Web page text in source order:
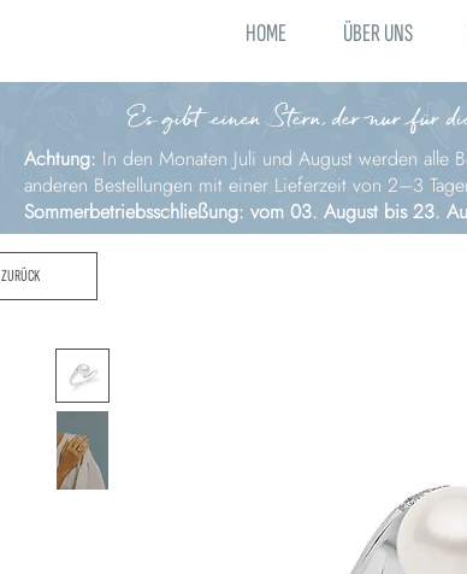
HOME ÜBER UNS
Es gibt einen Stern, der nur für
Achtung: In den Monaten Juli und August werden alle
anderen Bestellungen mit einer Lieferzeit von 2–3
Sommerbetriebsschließung: vom 03. August bis 23.
ZURÜCK